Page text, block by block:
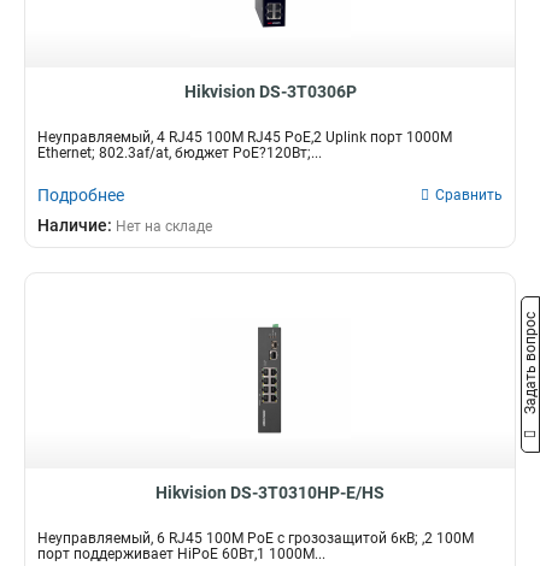
Hikvision DS-3T0306P
Неуправляемый, 4 RJ45 100M RJ45 PoE,2 Uplink порт 1000М
Ethernet; 802.3af/at, бюджет PoE?120Вт;...
Подробнее Сравнить
Наличие: Нет на складе
Hikvision DS-3T0310HP-E/HS
Неуправляемый, 6 RJ45 100M PoE с грозозащитой 6кВ; ,2 100M
порт поддерживает HiPoE 60Вт,1 1000М...
Задать вопрос